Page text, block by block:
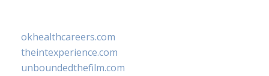
okhealthcareers.com
theintexperience.com
unboundedthefilm.com